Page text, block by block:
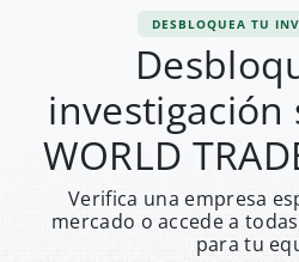
DESBLOQUEA TU
investigación
WORLD
Verifica una empresa
mercado o accede a
para tu